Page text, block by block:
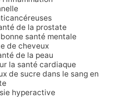
de la prostate
santé mentale
de cheveux
de la peau
la santé cardiaque
de sucre dans le sang en
hyperactive